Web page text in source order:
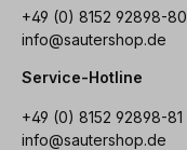
+49 (0) 8152 92898-80
info@sautershop.de
Service-Hotline
+49 (0) 8152 92898-81
info@sautershop.de